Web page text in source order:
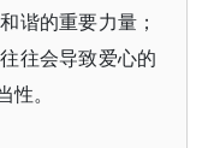
谐的重要力量；
往会导致爱心的
。